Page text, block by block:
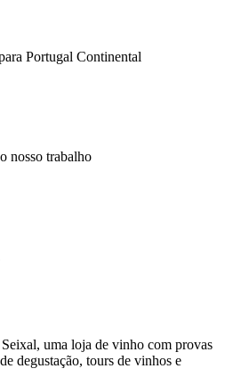
Portugal Continental
nosso trabalho
uma loja de vinho com provas
degustação, tours de vinhos e